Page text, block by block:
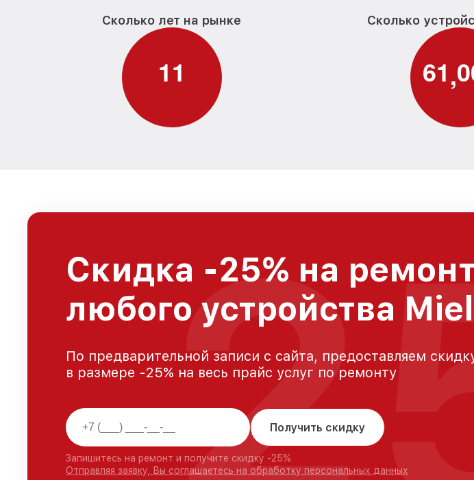
Сколько лет на рынке
11
Сколько
61,0
Скидка -25% на ремонт
любого устройства
По предварительной записи с сайта, предоставляем
в размере -25% на весь прайс услуг по ремонту
Получить скидку
Запишитесь на ремонт и получите скидку -25%
Отправляя заявку, Вы соглашаетесь на обработку персональных данных